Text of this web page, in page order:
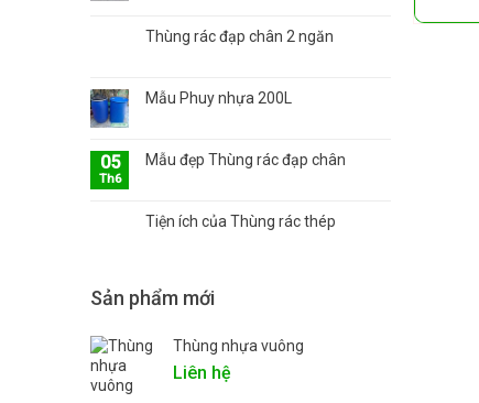
Thùng rác đạp chân 2 ngăn
Mẫu Phuy nhựa 200L
05
Th6
Mẫu đẹp Thùng rác đạp chân
Tiện ích của Thùng rác thép
Sản phẩm mới
Thùng nhựa vuông
Liên hệ